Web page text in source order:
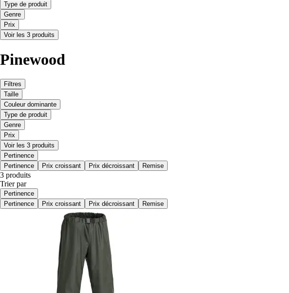
Type de produit
Genre
Prix
Voir les 3 produits
Pinewood
Filtres
Taille
Couleur dominante
Type de produit
Genre
Prix
Voir les 3 produits
Pertinence
Pertinence
Prix croissant Prix décroissant Remise
3 produits
Trier par
Pertinence
Pertinence
Prix croissant Prix décroissant Remise